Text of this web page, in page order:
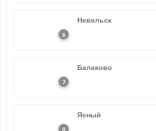
Невельск
Балаково
Ясный